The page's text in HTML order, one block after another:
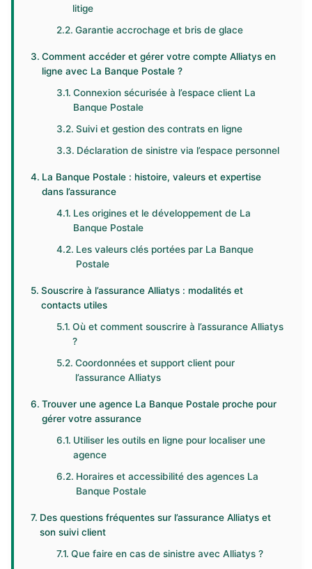
litige
Garantie accrochage et bris de glace
Comment accéder et gérer votre compte Alliatys en
ligne avec La Banque Postale ?
Connexion sécurisée à l’espace client La
Banque Postale
Suivi et gestion des contrats en ligne
Déclaration de sinistre via l’espace personnel
La Banque Postale : histoire, valeurs et expertise
dans l’assurance
Les origines et le développement de La
Banque Postale
Les valeurs clés portées par La Banque
Postale
Souscrire à l’assurance Alliatys : modalités et
contacts utiles
Où et comment souscrire à l’assurance Alliatys
?
Coordonnées et support client pour
l’assurance Alliatys
Trouver une agence La Banque Postale proche pour
gérer votre assurance
Utiliser les outils en ligne pour localiser une
agence
Horaires et accessibilité des agences La
Banque Postale
Des questions fréquentes sur l’assurance Alliatys et
son suivi client
Que faire en cas de sinistre avec Alliatys ?